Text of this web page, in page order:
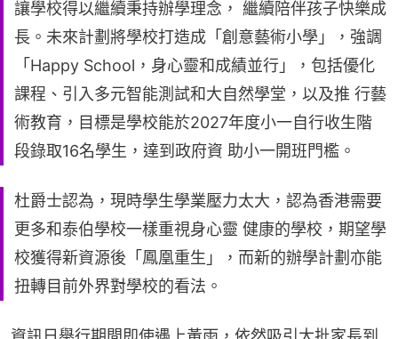
讓學校得以繼續秉持辦學理念， 繼續陪伴孩⼦快樂成
長。未來計劃將學校打造成「創意藝術小學」，強調
「Happy School，身⼼靈和成績並⾏」，包括優化
課程、引⼊多元智能測試和⼤自然學堂，以及推 ⾏藝
術教育，目標是學校能於2027年度小⼀自⾏收⽣階
段錄取16名學⽣，達到政府資 助小⼀開班門檻。
杜爵⼠認為，現時學⽣學業壓⼒太⼤，認為香港需要
更多和泰伯學校⼀樣重視身⼼靈 健康的學校，期望學
校獲得新資源後「鳳凰重⽣」，⽽新的辦學計劃亦能
扭轉目前外界對學校的看法。